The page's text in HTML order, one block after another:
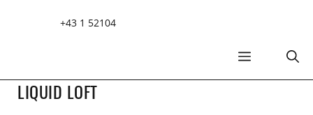
+43 1 52104
MENÜ
LIQUID LOFT